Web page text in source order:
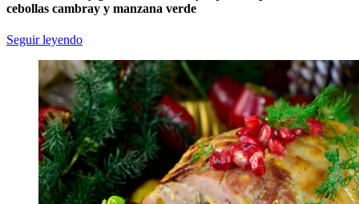
cebollas cambray y manzana verde
Seguir leyendo